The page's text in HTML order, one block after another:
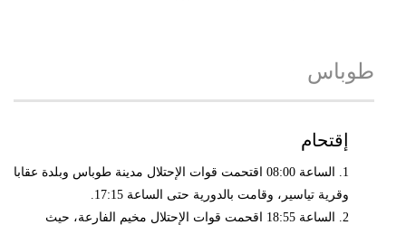
طوباس
إقتحام
1. الساعة 08:00 اقتحمت قوات الإحتلال مدينة طوباس وبلدة عقابا
وقرية تياسير، وقامت بالدورية حتى الساعة 17:15.
2. الساعة 18:55 اقحمت قوات الإحتلال مخيم الفارعة، حيث